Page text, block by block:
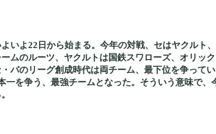
いよ22日から始まる。今年の対戦、セはヤクルト
ムのルーツ、ヤクルトは国鉄スワローズ、オリッ
パのリーグ創成時代は両チーム、最下位を争ってい
一を争う、最強チームとなった。そういう意味で、